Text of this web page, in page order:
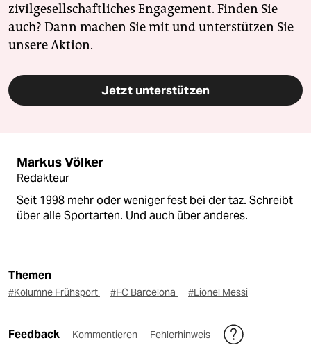
zivilgesellschaftliches Engagement. Finden Sie
auch? Dann machen Sie mit und unterstützen Sie
unsere Aktion.
Jetzt unterstützen
Markus Völker
Redakteur
Seit 1998 mehr oder weniger fest bei der taz. Schreibt
über alle Sportarten. Und auch über anderes.
Themen
#Kolumne Frühsport #FC Barcelona #Lionel Messi
Feedback Kommentieren Fehlerhinweis